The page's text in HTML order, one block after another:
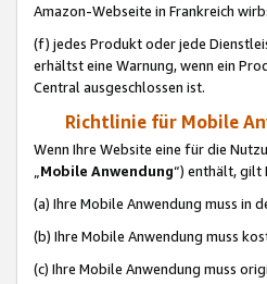
Amazon-Webseite in Frankreich
(f) jedes Produkt oder jede
erhältst eine Warnung, wenn ein
Central ausgeschlossen ist.
Richtlinie für Mobile
Wenn Ihre Website eine für die
„Mobile Anwendung“) enthält, gilt
(a) Ihre Mobile Anwendung muss in
(b) Ihre Mobile Anwendung muss
(c) Ihre Mobile Anwendung muss